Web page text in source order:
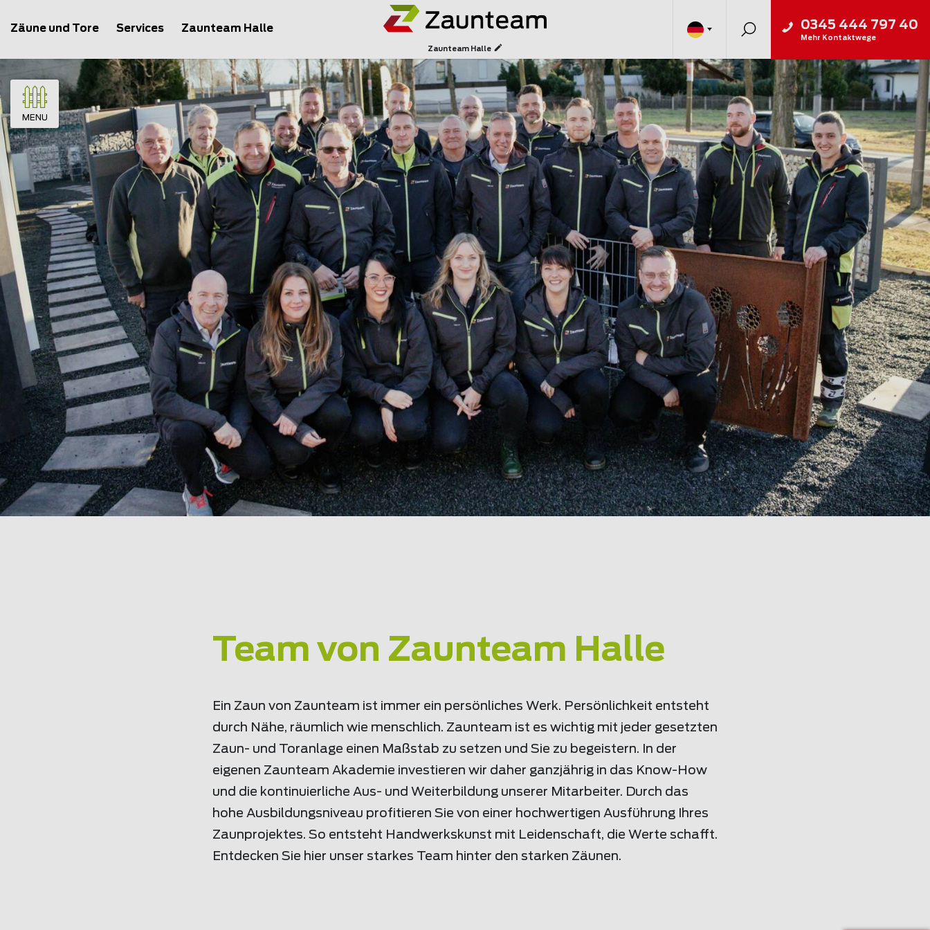
Zäune und Tore Services Zaunteam Halle
Zaunteam Halle
0345 444 797 40
Mehr Kontaktwege
MENU
Team von Zaunteam Halle
Ein Zaun von Zaunteam ist immer ein persönliches Werk. Persönlichkeit entsteht
durch Nähe, räumlich wie menschlich. Zaunteam ist es wichtig mit jeder gesetzten
Zaun- und Toranlage einen Maßstab zu setzen und Sie zu begeistern. In der
eigenen Zaunteam Akademie investieren wir daher ganzjährig in das Know-How
und die kontinuierliche Aus- und Weiterbildung unserer Mitarbeiter. Durch das
hohe Ausbildungsniveau profitieren Sie von einer hochwertigen Ausführung Ihres
Zaunprojektes. So entsteht Handwerkskunst mit Leidenschaft, die Werte schafft.
Entdecken Sie hier unser starkes Team hinter den starken Zäunen.